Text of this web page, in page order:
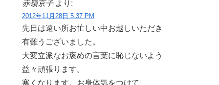
赤嶺京子 より:
2012年11月28日 5:37 PM
先日は遠い所お忙しい中お越しいただき
有難うございました。
大変立派なお褒めの言葉に恥じないよう
益々頑張ります。
寒くなります。お身体気をつけて